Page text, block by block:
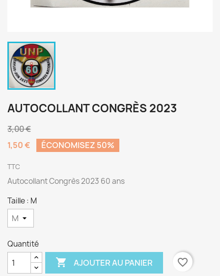
AUTOCOLLANT CONGRÈS 2023
3,00 €
1,50 €
ÉCONOMISEZ 50%
TTC
Autocollant Congrès 2023 60 ans
Taille : M
Quantité
 AJOUTER AU PANIER
favorite_border